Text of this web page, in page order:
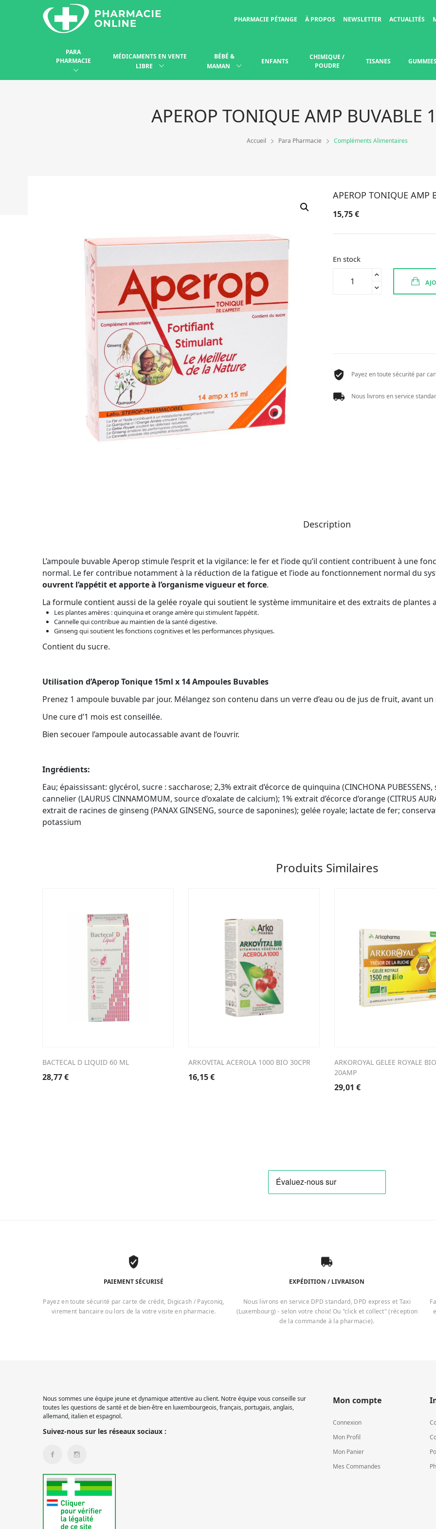
PHARMACIE PÉTANGE À PROPOS NEWSLETTER ACTUALITÉS
PARA
PHARMACIE
MÉDICAMENTS EN VENTE
LIBRE
BÉBÉ &
MAMAN
ENFANTS
CHIMIQUE /
POUDRE
TISANES GUMMIES
APEROP TONIQUE AMP BUVABLE
Accueil Para Pharmacie Compléments Alimentaires
APEROP TONIQUE AMP
15,75€
En stock
Payez en toute sécurité par
Nous livrons en service
Description
L’ampoule buvable Aperop stimule l’esprit et la vigilance: le fer et l’iode qu’il contient contribuent à une
normal. Le fer contribue notamment à la réduction de la fatigue et l’iode au fonctionnement normal du
ouvrent l’appétit et apporte à l’organisme vigueur et force.
La formule contient aussi de la gelée royale qui soutient le système immunitaire et des extraits de plantes
Les plantes amères : quinquina et orange amère qui stimulent l’appétit.
Cannelle qui contribue au maintien de la santé digestive.
Ginseng qui soutient les fonctions cognitives et les performances physiques.
Contient du sucre.
Utilisation d’Aperop Tonique 15ml x 14 Ampoules Buvables
Prenez 1 ampoule buvable par jour. Mélangez son contenu dans un verre d’eau ou de jus de fruit, avant un
Une cure d’1 mois est conseillée.
Bien secouer l’ampoule autocassable avant de l’ouvrir.
Ingrédients:
Eau; épaississant: glycérol, sucre : saccharose; 2,3% extrait d’écorce de quinquina (CINCHONA
cannelier (LAURUS CINNAMOMUM, source d’oxalate de calcium); 1% extrait d’écorce d’orange (CITRUS
extrait de racines de ginseng (PANAX GINSENG, source de saponines); gelée royale; lactate de fer;
potassium
Produits Similaires
BACTECAL D LIQUID 60 ML
28,77€
ARKOVITAL ACEROLA 1000 BIO 30CPR
16,15€
ARKOROYAL GELEE ROYALE
20AMP
29,01 €
PAIEMENT SÉCURISÉ
Payez en toute sécurité par carte de crédit, Digicash / Payconiq,
virement bancaire ou lors de la votre visite en pharmacie.
EXPÉDITION / LIVRAISON
Nous livrons en service DPD standard, DPD express et Taxi
(Luxembourg) - selon votre choix! Ou "click et collect" (réception
de la commande à la pharmacie).
Nous sommes une équipe jeune et dynamique attentive au client. Notre équipe vous conseille sur
toutes les questions de santé et de bien-être en luxembourgeois, français, portugais, anglais,
allemand, italien et espagnol.
Suivez-nous sur les réseaux sociaux :
Mon compte
Connexion
Mon Profil
Mon Panier
Mes Commandes